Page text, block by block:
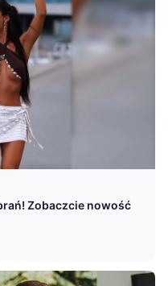
Zobaczcie nowość